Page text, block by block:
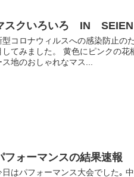
スクいろいろ IN SEIEN
型コロナウィルスへの感染防止の
してみました。 黄色にピンクの
ス地のおしゃれなマス...
フォーマンスの結果速報
日はパフォーマンス大会でした｡